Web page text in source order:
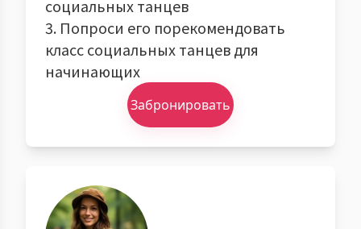
социальных танцев
3. Попроси его порекомендовать
класс социальных танцев для
начинающих
Забронировать